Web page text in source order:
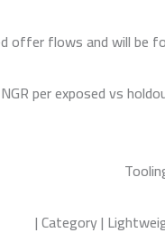
offer flows and will be
per exposed vs